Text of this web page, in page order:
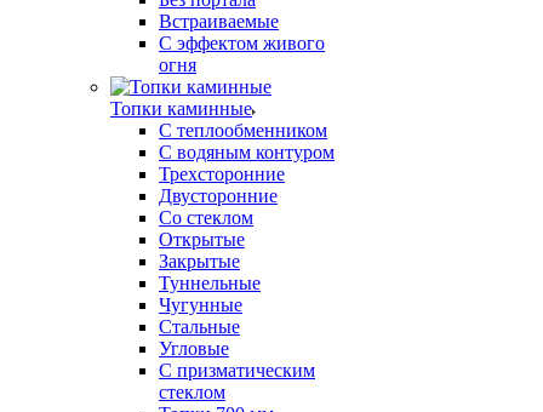
Встраиваемые
С эффектом живого
огня
Топки каминные
С теплообменником
С водяным контуром
Трехсторонние
Двусторонние
Со стеклом
Открытые
Закрытые
Туннельные
Чугунные
Стальные
Угловые
С призматическим
стеклом